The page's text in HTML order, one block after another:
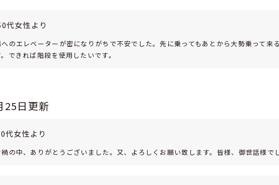
代女性より
のエレベーターが密になりがちで不安でした。先に乗ってもあとから大勢乗って来
できれば階段を使用したいです。
25日更新
代女性より
禍の中、ありがとうございました。又、よろしくお願い致します。皆様、御世話様でし